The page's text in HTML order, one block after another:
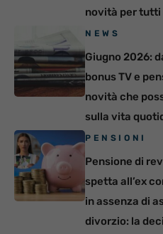
novità per tutti
NEWS
Giugno 2026:
bonus TV e
novità che
sulla vita
PENSIONI
Pensione di
spetta all’ex
in assenza di
divorzio: la